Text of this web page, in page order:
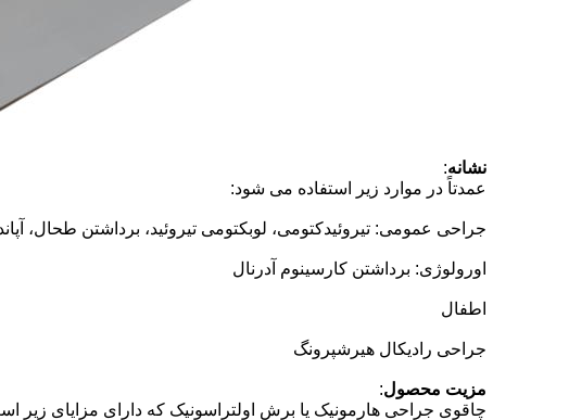
نشانه:
عمدتاً در موارد زیر استفاده می شود:
جراحی عمومی: تیروئیدکتومی، لوبکتومی تیروئید، برداشتن طحال،
اورولوژی: برداشتن کارسینوم آدرنال
اطفال
جراحی رادیکال هیرشپرونگ
مزیت محصول:
چاقوی جراحی هارمونیک یا برش اولتراسونیک که دارای مزایای زیر